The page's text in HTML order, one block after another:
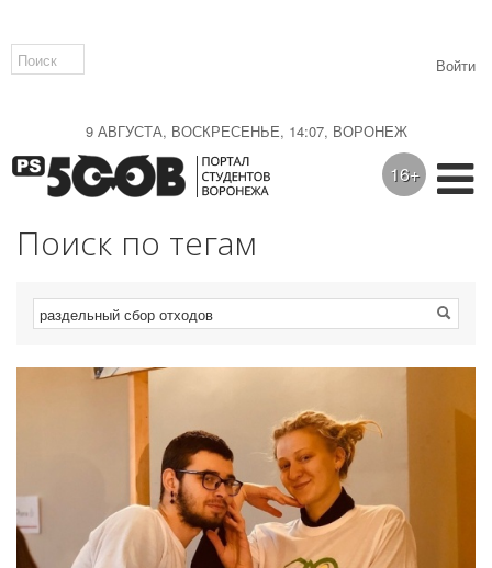
9 АВГУСТА, ВОСКРЕСЕНЬЕ, 14:07, ВОРОНЕЖ
Войти
16+
Поиск по тегам